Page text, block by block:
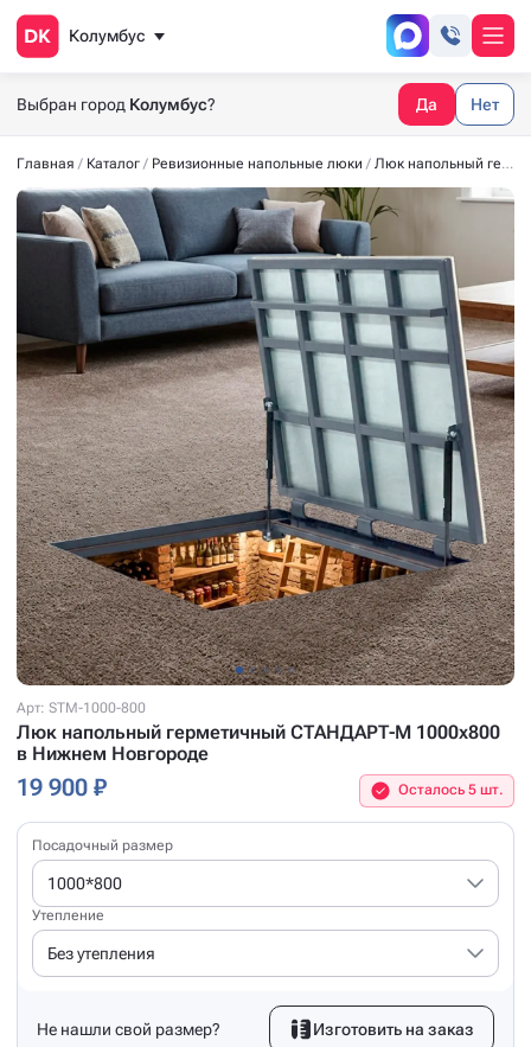
Колумбус
Выбран город Колумбус? Да Нет
Главная Каталог Ревизионные напольные люки Люк напольный герметичный СТАНДАРТ-М 1000x800
Арт: STM-1000-800
Люк напольный герметичный СТАНДАРТ-М 1000x800
в Нижнем Новгороде
19 900 ₽ Осталось 5 шт.
Посадочный размер
1000*800
Утепление
Без утепления
Не нашли свой размер? Изготовить на заказ